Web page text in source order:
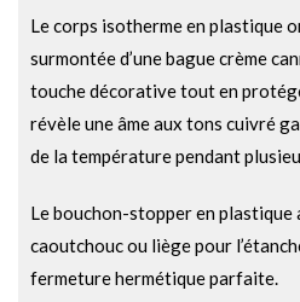
Le corps isotherme en plastique
surmontée d’une bague crème
touche décorative tout en
révèle une âme aux tons cuivré
de la température pendant
Le bouchon-stopper en
caoutchouc ou liège pour
fermeture hermétique parfaite.